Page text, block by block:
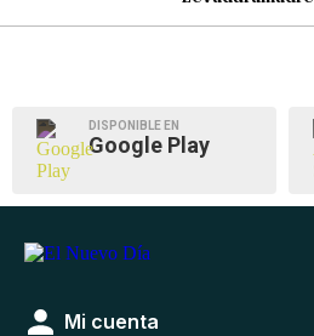
DISPONIBLE EN
Google Play
Mi cuenta